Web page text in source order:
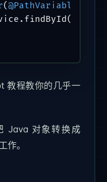
(@PathVariable
教程教你的几乎一
Java 对象转换成
作。